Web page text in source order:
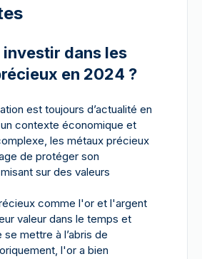
investir dans les
en 2024 ?
est toujours d’actualité en
contexte économique et
les métaux précieux
de protéger son
sur des valeurs
comme l'or et l'argent
valeur dans le temps et
mettre à l’abris de
l'or a bien